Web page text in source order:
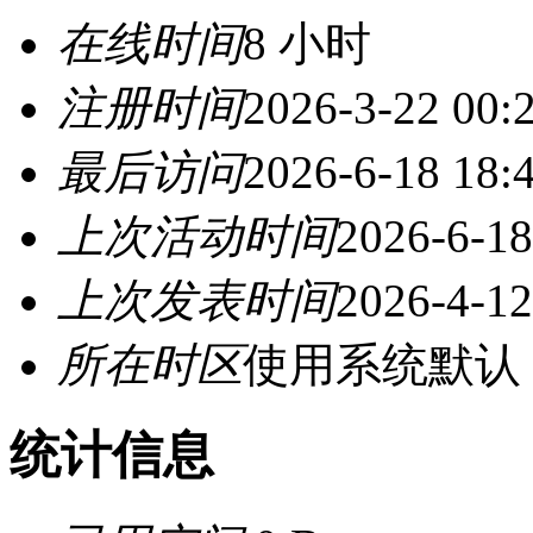
在线时间8 小时
注册时间2026-3-22
最后访问2026-6-18
上次活动时间2026-6-
上次发表时间2026-4-
所在时区使用系统默认
统计信息